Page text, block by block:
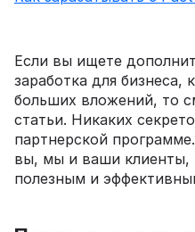
Если вы ищете
заработка для бизнеса,
больших вложений, то
статьи. Никаких
партнерской
вы, мы и ваши клиенты,
полезным и